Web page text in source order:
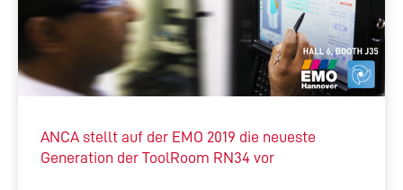
ANCA stellt auf der EMO 2019 die neueste
Generation der ToolRoom RN34 vor